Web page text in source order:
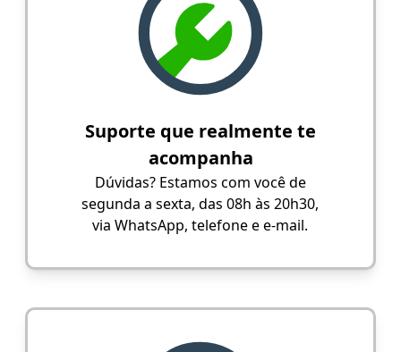
Suporte que realmente te
acompanha
Dúvidas? Estamos com você de
segunda a sexta, das 08h às 20h30,
via WhatsApp, telefone e e-mail.